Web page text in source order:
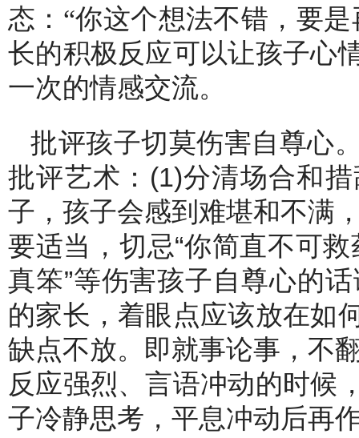
态：“你这个想法不错，要
长的积极反应可以让孩子心
一次的情感交流。
批评孩子切莫伤害自尊心
批评艺术：(1)分清场合和
子，孩子会感到难堪和不满
要适当，切忌“你简直不可救
真笨”等伤害孩子自尊心的
的家长，着眼点应该放在如
缺点不放。即就事论事，不
反应强烈、言语冲动的时候
子冷静思考，平息冲动后再